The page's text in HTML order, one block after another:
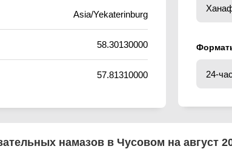
Asia/Yekaterinburg
58.30130000
57.81310000
намазов в Чусовом на август